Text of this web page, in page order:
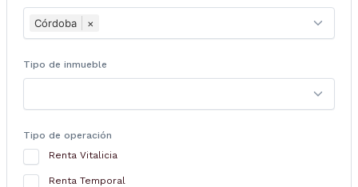
Córdoba ×
Tipo de inmueble
Tipo de operación
Renta Vitalicia
Renta Temporal